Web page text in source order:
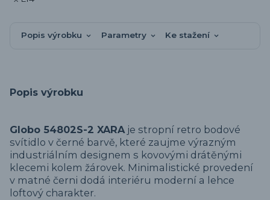
Popis výrobku Parametry Ke stažení
Popis výrobku
Globo 54802S-2 XARAje stropní retro bodové
svítidlo v černé barvě, které zaujme výrazným
industriálním designem s kovovými drátěnými
klecemi kolem žárovek. Minimalistické provedení
v matné černi dodá interiéru moderní a lehce
loftový charakter.